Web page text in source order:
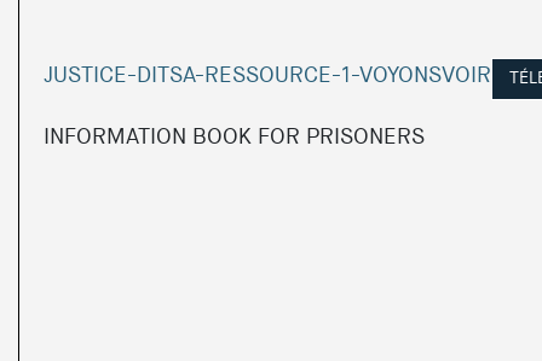
JUSTICE-DITSA-RESSOURCE-1-VOYONSVOIR
INFORMATION BOOK FOR PRISONERS